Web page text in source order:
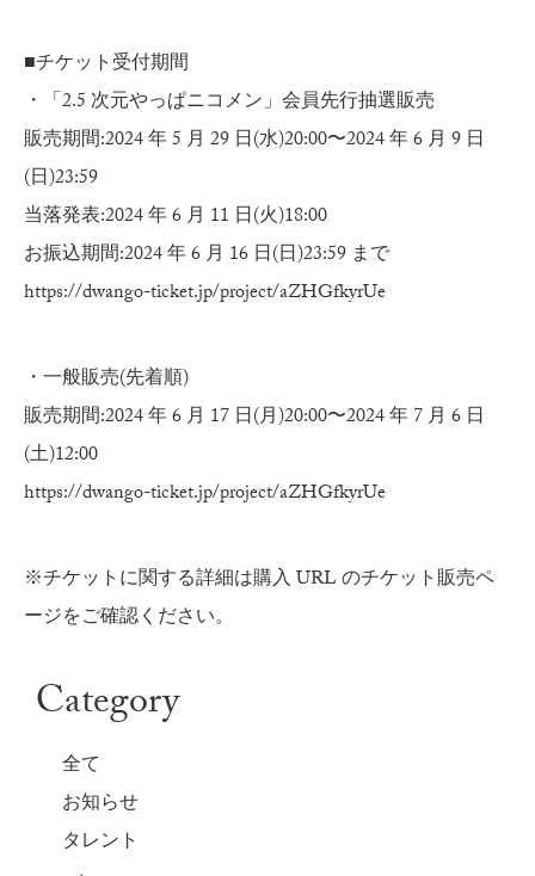
■チケット受付期間
・「2.5 次元やっぱニコメン」会員先行抽選販売
販売期間:2024 年 5 月 29 日(水)20:00〜2024 年 6 月 9 日
(日)23:59
当落発表:2024 年 6 月 11 日(火)18:00
お振込期間:2024 年 6 月 16 日(日)23:59 まで
https://dwango-ticket.jp/project/aZHGfkyrUe
・一般販売(先着順)
販売期間:2024 年 6 月 17 日(月)20:00〜2024 年 7 月 6 日
(土)12:00
https://dwango-ticket.jp/project/aZHGfkyrUe
※チケットに関する詳細は購入 URL のチケット販売ペ
ージをご確認ください。
Category
全て
お知らせ
タレント